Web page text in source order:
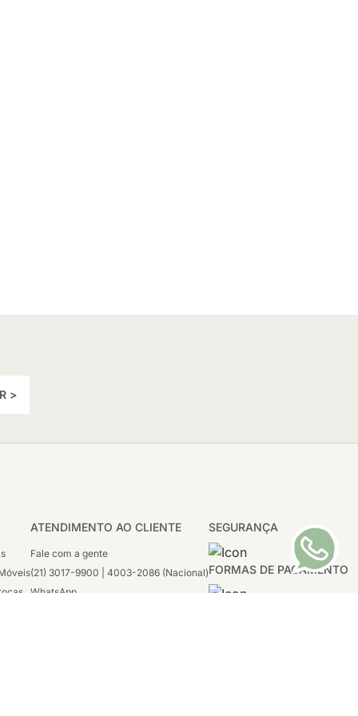
>
SEGURANÇA
FORMAS DE PAGAMENTO
ATENDIMENTO AO CLIENTE
Fale com a gente
(21) 3017-9900 | 4003-2086 (Nacional)
WhatsApp